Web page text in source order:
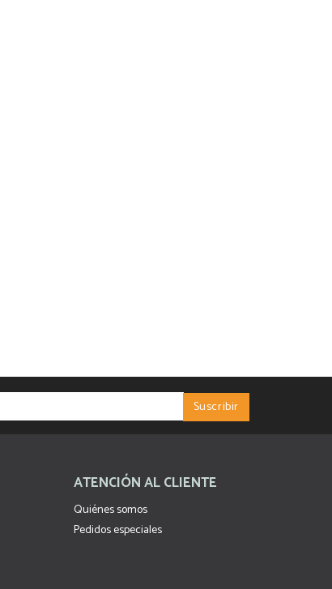
ATENCIÓN AL CLIENTE
Quiénes somos
Pedidos especiales